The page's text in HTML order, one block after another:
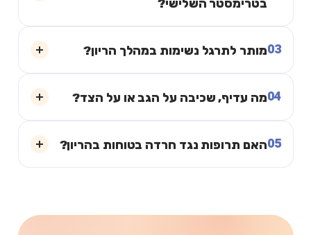
בטרימסטר השלישי?
03מותר לתרגל נשימות במהלך הריון?
04מה עדיף, שכיבה על הגב או על הצד?
05האם תרופות נגד חרדה בטוחות בהריון?